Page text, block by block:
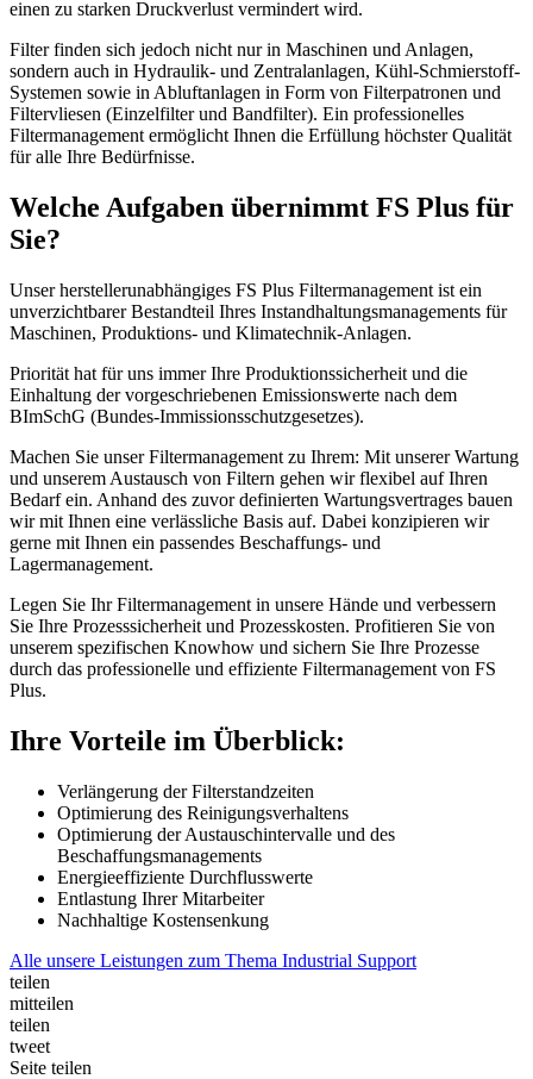
einen zu starken Druckverlust vermindert wird.
Filter finden sich jedoch nicht nur in Maschinen und Anlagen,
sondern auch in Hydraulik- und Zentralanlagen, Kühl-Schmierstoff-
Systemen sowie in Abluftanlagen in Form von Filterpatronen und
Filtervliesen (Einzelfilter und Bandfilter). Ein professionelles
Filtermanagement ermöglicht Ihnen die Erfüllung höchster Qualität
für alle Ihre Bedürfnisse.
Welche Aufgaben übernimmt FS Plus für
Sie?
Unser herstellerunabhängiges FS Plus Filtermanagement ist ein
unverzichtbarer Bestandteil Ihres Instandhaltungsmanagements für
Maschinen, Produktions- und Klimatechnik-Anlagen.
Priorität hat für uns immer Ihre Produktionssicherheit und die
Einhaltung der vorgeschriebenen Emissionswerte nach dem
BImSchG (Bundes-Immissionsschutzgesetzes).
Machen Sie unser Filtermanagement zu Ihrem: Mit unserer Wartung
und unserem Austausch von Filtern gehen wir flexibel auf Ihren
Bedarf ein. Anhand des zuvor definierten Wartungsvertrages bauen
wir mit Ihnen eine verlässliche Basis auf. Dabei konzipieren wir
gerne mit Ihnen ein passendes Beschaffungs- und
Lagermanagement.
Legen Sie Ihr Filtermanagement in unsere Hände und verbessern
Sie Ihre Prozesssicherheit und Prozesskosten. Profitieren Sie von
unserem spezifischen Knowhow und sichern Sie Ihre Prozesse
durch das professionelle und effiziente Filtermanagement von FS
Plus.
Ihre Vorteile im Überblick:
Verlängerung der Filterstandzeiten
Optimierung des Reinigungsverhaltens
Optimierung der Austauschintervalle und des
Beschaffungsmanagements
Energieeffiziente Durchflusswerte
Entlastung Ihrer Mitarbeiter
Nachhaltige Kostensenkung
Alle unsere Leistungen zum Thema Industrial Support
teilen
mitteilen
teilen
tweet
Seite teilen